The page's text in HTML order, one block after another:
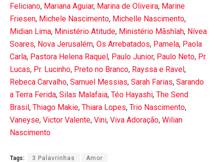
Feliciano, Mariana Aguiar, Marina de Oliveira, Marine
Friesen, Michele Nascimento, Michelle Nascimento,
Midian Lima, Ministério Atitude, Ministério Mãshîah, Nívea
Soares, Nova Jerusalém, Os Arrebatados, Pamela, Paola
Carla, Pastora Helena Raquel, Paulo Junior, Paulo Neto, Pr.
Lucas, Pr. Lucinho, Preto no Branco, Rayssa e Ravel,
Rebeca Carvalho, Samuel Messias, Sarah Farias, Sarando
a Terra Ferida, Silas Malafaia, Téo Hayashi, The Send
Brasil, Thiago Makie, Thiara Lopes, Trio Nascimento,
Vaneyse, Victor Valente, Vini, Viva Adoração, Wilian
Nascimento
Tags: 3 Palavrinhas Amor